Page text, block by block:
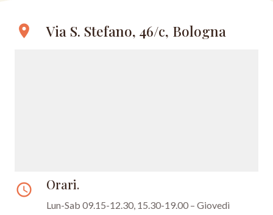
location_on Via S. Stefano, 46/c, Bologna
access_time Orari.
Lun-Sab 09.15-12.30, 15.30-19.00 – Giovedì